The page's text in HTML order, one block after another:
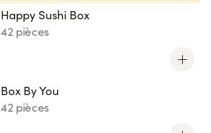
Happy Sushi Box
42 pièces
Box By You
42 pièces